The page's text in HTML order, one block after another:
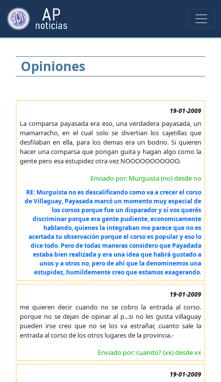
Opiniones
19-01-2009
La comparsa payasada era eso, una verdadera payasada, un
mamarracho, en el cual solo se divertian los cajetillas que
desfilaban en ella, para los demas era un bodrio. Si quieren
hacer una comparsa que pongan guita y hagan algo como la
gente pero esa estupidez otra vez NOOOOOOOOOOO.
Enviado por: Murguista (no) desde no
RE: Murguista no es descalificando como va a crecer el corso
de Villaguay, Payasada marcó un momento muy especial de
los corsos porque fue un disparador y si vos querés
discriminar porque era gente pudiente, economicamente
hablando, quienes la integraban me parece que no es
acertada tu observación porque el corso es popular y eso lo
dice todo. Pero de todas maneras considero que Payadada
estaba bien realizada y era una idea que habrá gustado a
unos y a otros no, pero de ahí que la denominemos una
estupidez, humildemente creo que estamos exagerando.
19-01-2009
me quieren decir cuando no se cobro la entrada al corso.
porque no se dejan de opinar al p...si no les gusta villaguay
pueden irse creo que no se los va estrañar, cuanto sale la
entrada al corso de los otros lugares de la provincia.-
Enviado por: cuando? (xx) desde xx
19-01-2009